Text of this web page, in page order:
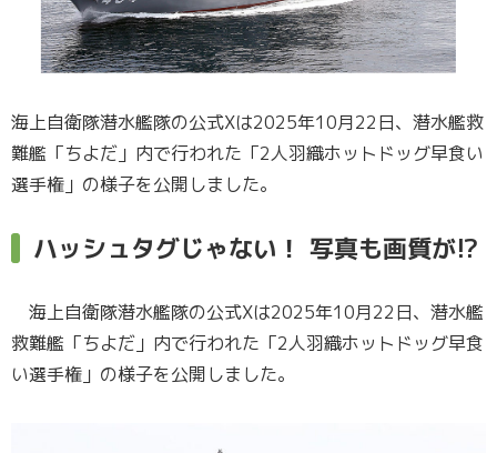
海上自衛隊潜水艦隊の公式Xは2025年10月22日、潜水艦救
難艦「ちよだ」内で行われた「2人羽織ホットドッグ早食い
選手権」の様子を公開しました。
ハッシュタグじゃない！ 写真も画質が!?
海上自衛隊潜水艦隊の公式Xは2025年10月22日、潜水艦
救難艦「ちよだ」内で行われた「2人羽織ホットドッグ早食
い選手権」の様子を公開しました。